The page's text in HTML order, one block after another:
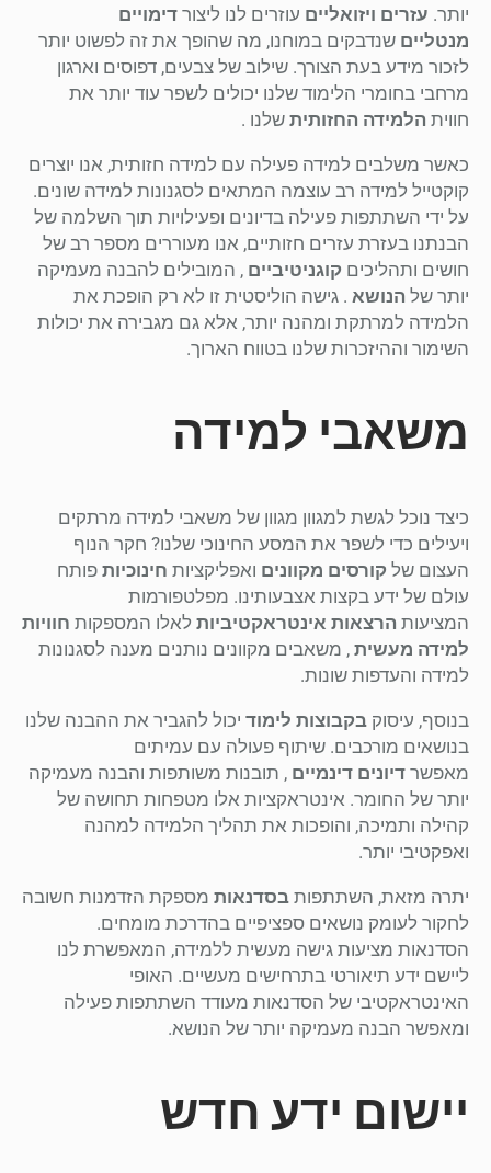
יותר. עזרים ויזואליים עוזרים לנו ליצור דימויים
מנטליים שנדבקים במוחנו, מה שהופך את זה לפשוט יותר
לזכור מידע בעת הצורך. שילוב של צבעים, דפוסים וארגון
מרחבי בחומרי הלימוד שלנו יכולים לשפר עוד יותר את
חווית הלמידה החזותית שלנו .
כאשר משלבים למידה פעילה עם למידה חזותית, אנו יוצרים
קוקטייל למידה רב עוצמה המתאים לסגנונות למידה שונים.
על ידי השתתפות פעילה בדיונים ופעילויות תוך השלמה של
הבנתנו בעזרת עזרים חזותיים, אנו מעוררים מספר רב של
חושים ותהליכים קוגניטיביים , המובילים להבנה מעמיקה
יותר של הנושא . גישה הוליסטית זו לא רק הופכת את
הלמידה למרתקת ומהנה יותר, אלא גם מגבירה את יכולות
השימור וההיזכרות שלנו בטווח הארוך.
משאבי למידה
כיצד נוכל לגשת למגוון מגוון של משאבי למידה מרתקים
ויעילים כדי לשפר את המסע החינוכי שלנו? חקר הנוף
העצום של קורסים מקוונים ואפליקציות חינוכיות פותח
עולם של ידע בקצות אצבעותינו. מפלטפורמות
המציעות הרצאות אינטראקטיביות לאלו המספקות חוויות
למידה מעשית , משאבים מקוונים נותנים מענה לסגנונות
למידה והעדפות שונות.
בנוסף, עיסוק בקבוצות לימוד יכול להגביר את ההבנה שלנו
בנושאים מורכבים. שיתוף פעולה עם עמיתים
מאפשר דיונים דינמיים , תובנות משותפות והבנה מעמיקה
יותר של החומר. אינטראקציות אלו מטפחות תחושה של
קהילה ותמיכה, והופכות את תהליך הלמידה למהנה
ואפקטיבי יותר.
יתרה מזאת, השתתפות בסדנאות מספקת הזדמנות חשובה
לחקור לעומק נושאים ספציפיים בהדרכת מומחים.
הסדנאות מציעות גישה מעשית ללמידה, המאפשרת לנו
ליישם ידע תיאורטי בתרחישים מעשיים. האופי
האינטראקטיבי של הסדנאות מעודד השתתפות פעילה
ומאפשר הבנה מעמיקה יותר של הנושא.
יישום ידע חדש